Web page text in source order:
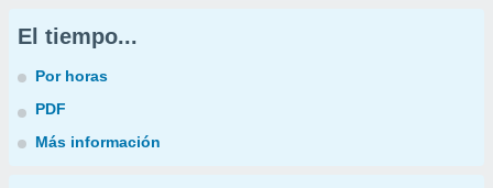
El tiempo...
Por horas
PDF
Más información